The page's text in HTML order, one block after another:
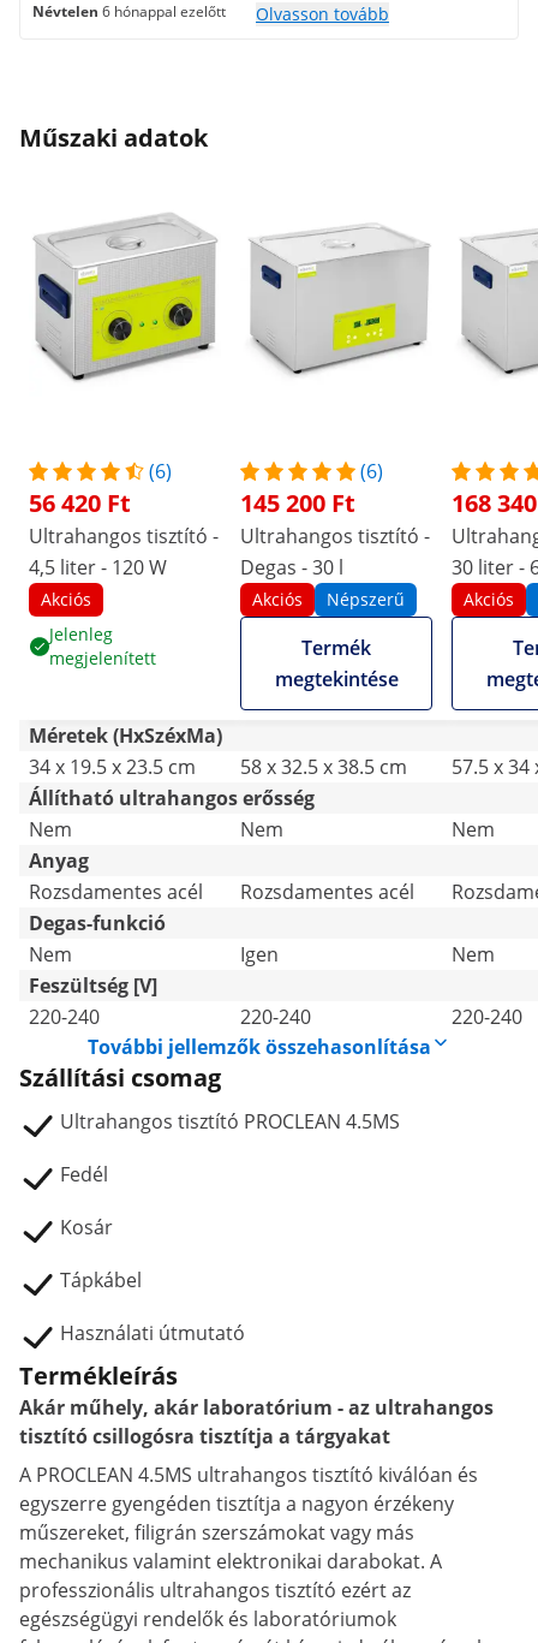
Névtelen 6 hónappal ezelőtt
Olvasson tovább
Műszaki adatok
(6)
56 420 Ft
Ultrahangos tisztító -
4,5 liter - 120 W
Akciós
Jelenleg
megjelenített
(6)
145 200 Ft
Ultrahangos tisztító -
Degas - 30 l
Akciós Népszerű
Termék
megtekintése
168
30 liter -
Akciós
Méretek (HxSzéxMa)
34 x 19.5 x 23.5 cm
58 x 32.5 x 38.5 cm
57.5 x 34
Állítható ultrahangos erősség
Nem
Nem
Nem
Anyag
Rozsdamentes acél
Rozsdamentes acél
Degas-funkció
Nem
Igen
Nem
Feszültség [V]
220-240
220-240
220-240
További jellemzők összehasonlítása
Szállítási csomag
Ultrahangos tisztító PROCLEAN 4.5MS
Fedél
Kosár
Tápkábel
Használati útmutató
Termékleírás
Akár műhely, akár laboratórium - az ultrahangos
tisztító csillogósra tisztítja a tárgyakat
A PROCLEAN 4.5MS ultrahangos tisztító kiválóan és
egyszerre gyengéden tisztítja a nagyon érzékeny
műszereket, filigrán szerszámokat vagy más
mechanikus valamint elektronikai darabokat. A
professzionális ultrahangos tisztító ezért az
egészségügyi rendelők és laboratóriumok